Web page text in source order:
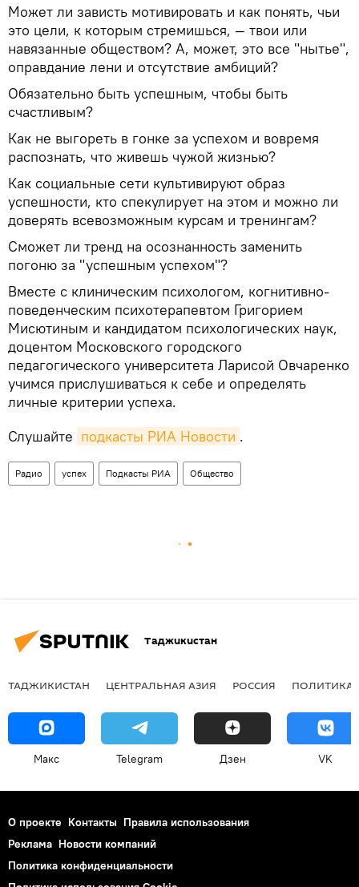
Может ли зависть мотивировать и как понять, чьи
это цели, к которым стремишься, — твои или
навязанные обществом? А, может, это все "нытье",
оправдание лени и отсутствие амбиций?
Обязательно быть успешным, чтобы быть
счастливым?
Как не выгореть в гонке за успехом и вовремя
распознать, что живешь чужой жизнью?
Как социальные сети культивируют образ
успешности, кто спекулирует на этом и можно ли
доверять всевозможным курсам и тренингам?
Сможет ли тренд на осознанность заменить
погоню за "успешным успехом"?
Вместе с клиническим психологом, когнитивно-
поведенческим психотерапевтом Григорием
Мисютиным и кандидатом психологических наук,
доцентом Московского городского
педагогического университета Ларисой Овчаренко
учимся прислушиваться к себе и определять
личные критерии успеха.
Слушайте подкасты РИА Новости .
Радио успех Подкасты РИА Общество
Таджикистан
ТАДЖИКИСТАН ЦЕНТРАЛЬНАЯ АЗИЯ РОССИЯ ПОЛИТИКА
Макс Telegram Дзен VK
О проекте Контакты Правила использования
Реклама Новости компаний
Политика конфиденциальности